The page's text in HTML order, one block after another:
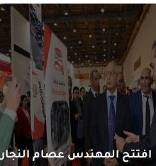
افتتح المهندس عصام النجار